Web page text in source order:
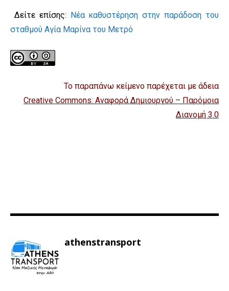
Δείτε επίσης: Νέα καθυστέρηση στην παράδοση του
σταθμού Αγία Μαρίνα του Μετρό
Το παραπάνω κείμενο παρέχεται με άδεια
Creative Commons: Αναφορά Δημιουργού – Παρόμοια
Διανομή 3.0
athenstransport